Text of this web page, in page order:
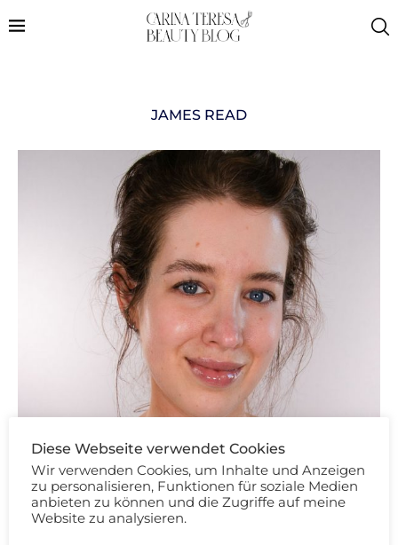
JAMES READ
Diese Webseite verwendet Cookies
Wir verwenden Cookies, um Inhalte und Anzeigen
zu personalisieren, Funktionen für soziale Medien
anbieten zu können und die Zugriffe auf meine
Website zu analysieren.